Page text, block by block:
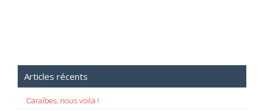
Articles récents
Caraïbes, nous voilà !